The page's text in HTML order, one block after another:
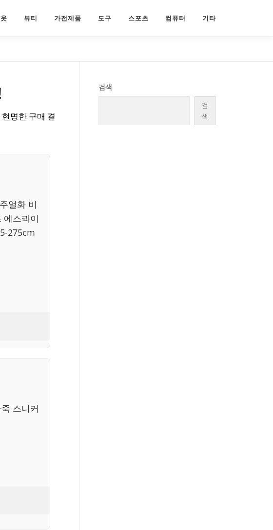
옷 뷰티 가전제품 도구 스포츠 컴퓨터 기타
명한 구매 결
얼화 비
에스콰이
275cm
스니커
검색
검
색